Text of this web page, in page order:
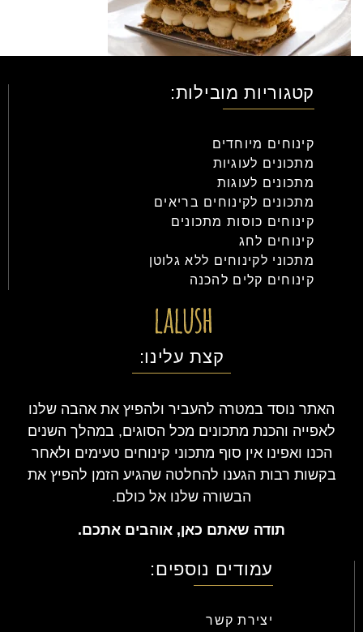
קטגוריות מובילות:
קינוחים מיוחדים
מתכונים לעוגיות
מתכונים לעוגות
מתכונים לקינוחים בריאים
קינוחים כוסות מתכונים
קינוחים לחג
מתכוני לקינוחים ללא גלוטן
קינוחים קלים להכנה
קצת עלינו:
האתר נוסד במטרה להעביר ולהפיץ את אהבה שלנו
לאפייה והכנת מתכונים מכל הסוגים, במהלך השנים
הכנו ואפינו אין סוף מתכוני קינוחים טעימים ולאחר
בקשות רבות הגענו להחלטה שהגיע הזמן להפיץ את
הבשורה שלנו אל כולם.
תודה שאתם כאן, אוהבים אתכם.
עמודים נוספים:
יצירת קשר